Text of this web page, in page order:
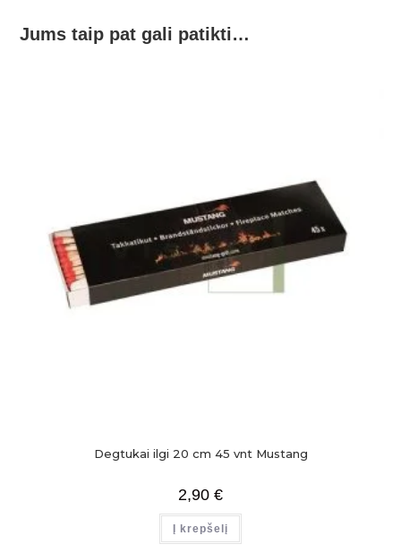
Jums taip pat gali patikti…
Degtukai ilgi 20 cm 45 vnt Mustang
2,90 €
Į krepšelį